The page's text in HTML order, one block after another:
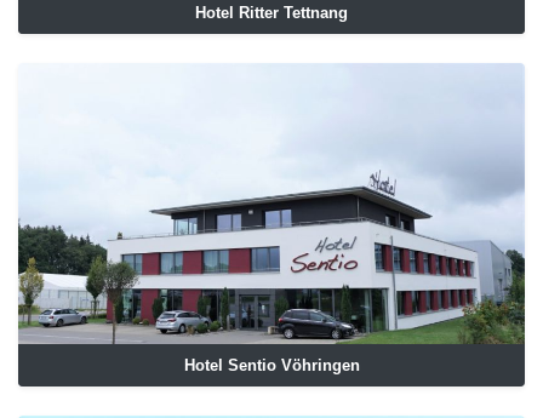
Hotel Ritter Tettnang
Hotel Sentio Vöhringen